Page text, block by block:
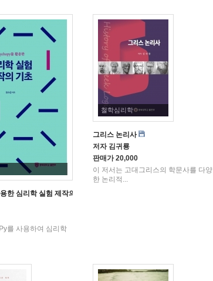
한 심리학 실험 제작의 기초
를 사용하여 심리학
철학심리학
그리스 논리사
저자김귀룡
판매가20,000
이 저서는 고대그리스의 학문사를 다양
한 논리적...